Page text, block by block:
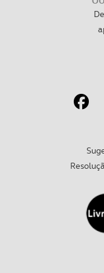
Realçamos que o
tecnologias
Consulte a política